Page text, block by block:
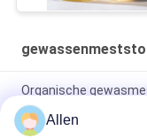
Organische
vermeld als
Allen